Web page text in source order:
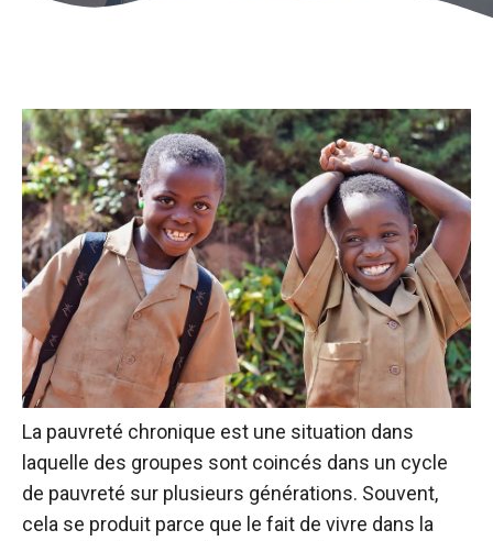
La pauvreté chronique est une situation dans
laquelle des groupes sont coincés dans un cycle
de pauvreté sur plusieurs générations. Souvent,
cela se produit parce que le fait de vivre dans la